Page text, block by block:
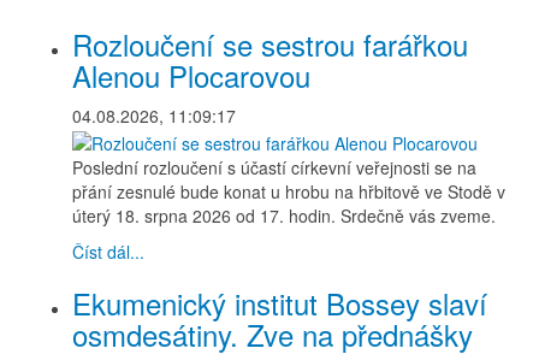
Rozloučení se sestrou farářkou
Alenou Plocarovou
04.08.2026, 11:09:17
Poslední rozloučení s účastí církevní veřejnosti se na
přání zesnulé bude konat u hrobu na hřbitově ve Stodě v
úterý 18. srpna 2026 od 17. hodin. Srdečně vás zveme.
Číst dál...
Ekumenický institut Bossey slaví
osmdesátiny. Zve na přednášky